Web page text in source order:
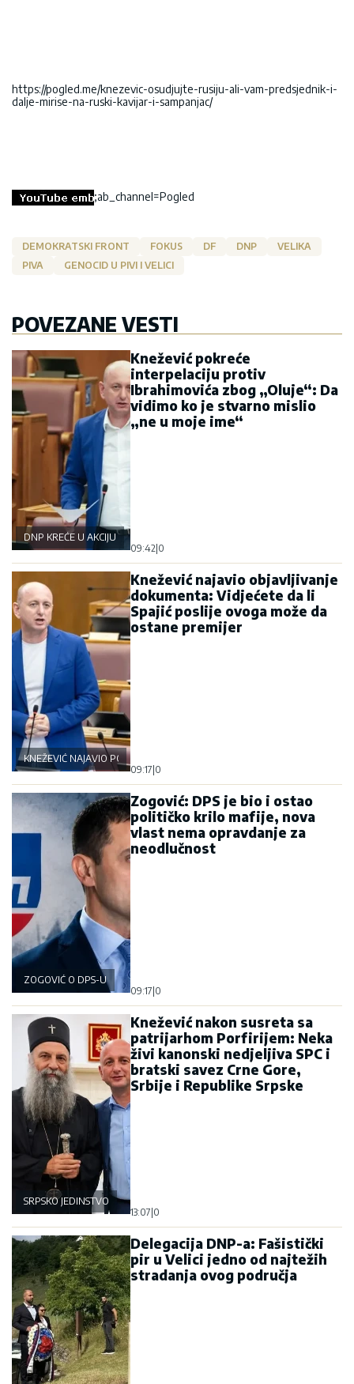
https://pogled.me/knezevic-osudjujte-rusiju-ali-vam-predsjednik-i-
dalje-mirise-na-ruski-kavijar-i-sampanjac/
;ab_channel=Pogled
DEMOKRATSKI FRONT FOKUS DF DNP
VELIKA
PIVA
GENOCID U PIVI I VELICI
POVEZANE VESTI
DNP KREĆE U AKCIJU
Knežević pokreće
interpelaciju protiv
Ibrahimovića zbog „Oluje“: Da
vidimo ko je stvarno mislio
„ne u moje ime“
09:42 0
KNEŽEVIĆ NAJAVIO POLITIČKU BURU
Knežević najavio objavljivanje
dokumenta: Vidjećete da li
Spajić poslije ovoga može da
ostane premijer
09:17 0
ZOGOVIĆ O DPS-U
Zogović: DPS je bio i ostao
političko krilo mafije, nova
vlast nema opravdanje za
neodlučnost
09:17 0
SRPSKO JEDINSTVO
Knežević nakon susreta sa
patrijarhom Porfirijem: Neka
živi kanonski nedjeljiva SPC i
bratski savez Crne Gore,
Srbije i Republike Srpske
13:07 0
Delegacija DNP-a: Fašistički
pir u Velici jedno od najtežih
stradanja ovog područja